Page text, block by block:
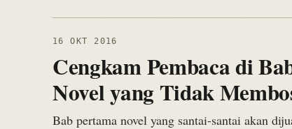
16 OKT 2016
Cengkam Pembaca di
Novel yang Tidak
Bab pertama novel yang santai-santai akan